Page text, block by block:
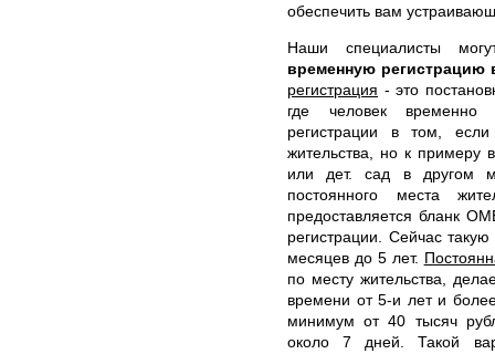
обеспечить вам
Наши специалисты
временную регистрацию
регистрация - это
где человек временно
регистрации в том,
жительства, но к примеру
или дет. сад в другом
постоянного места
предоставляется бланк
регистрации. Сейчас
месяцев до 5 лет.
по месту жительства,
времени от 5-и лет и
минимум от 40 тысяч
около 7 дней. Такой